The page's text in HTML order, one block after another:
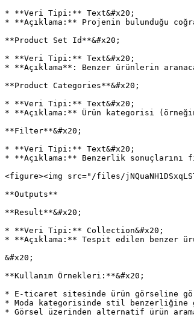
* **Veri Tipi:** Text&#x20;
* **Açıklama:** Projenin bulunduğu
**Product Set Id**&#x20;
* **Veri Tipi:** Text&#x20;
* **Açıklama**: Benzer ürünlerin
**Product Categories**&#x20;
* **Veri Tipi:** Text&#x20;
* **Açıklama:** Ürün kategorisi
**Filter**&#x20;
* **Veri Tipi:** Text&#x20;
* **Açıklama:** Benzerlik sonuçlarını
<figure><img src="/files/
**Outputs**
**Result**&#x20;
* **Veri Tipi:** Collection&#x20;
* **Açıklama:** Tespit edilen benzer
&#x20;
**Kullanım Örnekleri:**&#x20;
* E-ticaret sitesinde ürün görseline
* Moda kategorisinde stil benzerliğine
* Görsel üzerinden alternatif ürün